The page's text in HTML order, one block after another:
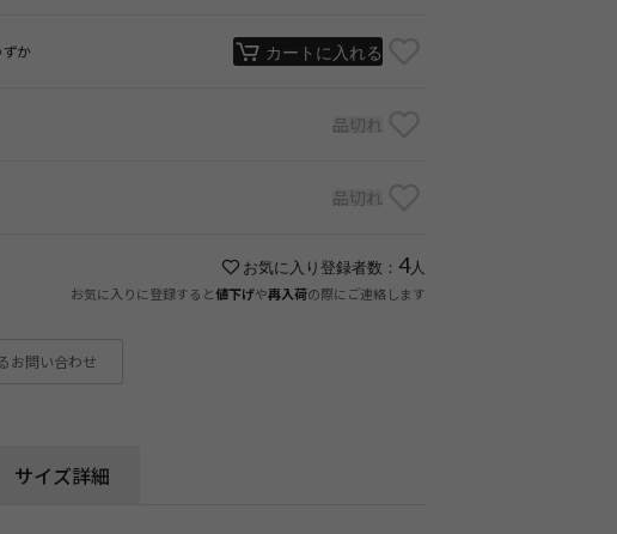
か カートに入れる
品切れ
品切れ
お気に入り登録者数： 4人
お気に入りに登録すると 値下げや再入荷の際にご連絡します
お問い合わせ
サイズ詳細